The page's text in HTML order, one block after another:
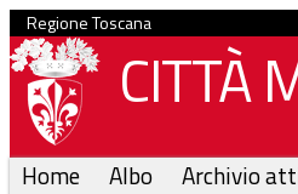
Regione Toscana
CITTÀ
Home Albo Archivio